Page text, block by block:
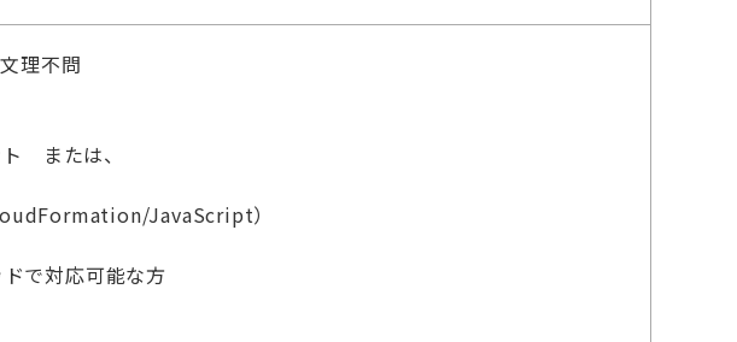
理不問
または、
JavaScript）
で対応可能な方